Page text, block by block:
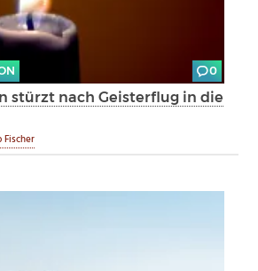
0
stürzt nach Geisterflug in die
Fischer